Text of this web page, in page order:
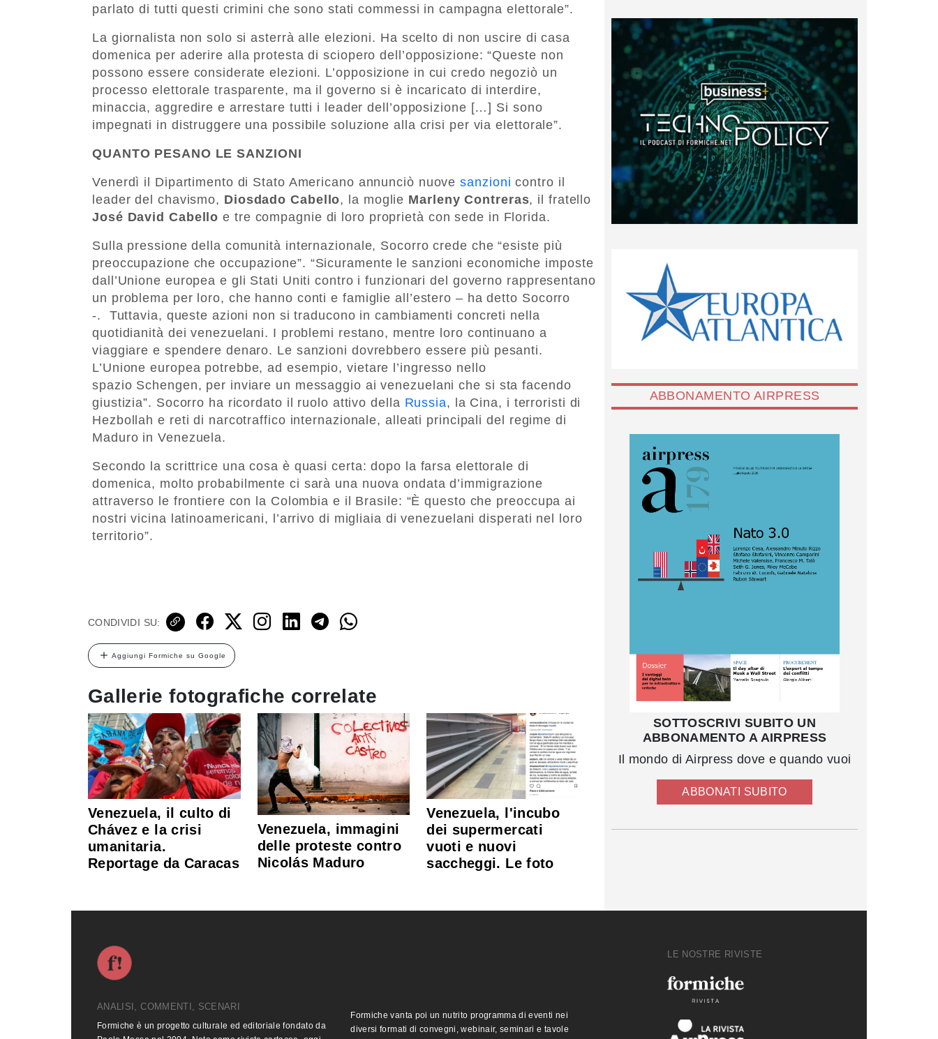
parlato di tutti questi crimini che sono stati commessi in campagna elettorale”.
La giornalista non solo si asterrà alle elezioni. Ha scelto di non uscire di casa
domenica per aderire alla protesta di sciopero dell’opposizione: “Queste non
possono essere considerate elezioni. L’opposizione in cui credo negoziò un
processo elettorale trasparente, ma il governo si è incaricato di interdire,
minaccia, aggredire e arrestare tutti i leader dell’opposizione […] Si sono
impegnati in distruggere una possibile soluzione alla crisi per via elettorale”.
QUANTO PESANO LE SANZIONI
Venerdì il Dipartimento di Stato Americano annunciò nuovesanzioni contro il
leader del chavismo, Diosdado Cabello, la moglie Marleny Contreras, il fratello
José David Cabello e tre compagnie di loro proprietà con sede in Florida.
Sulla pressione della comunità internazionale, Socorro crede che “esiste più
preoccupazione che occupazione”. “Sicuramente le sanzioni economiche imposte
dall’Unione europea e gli Stati Uniti contro i funzionari del governo rappresentano
un problema per loro, che hanno conti e famiglie all’estero – ha detto Socorro
-. Tuttavia, queste azioni non si traducono in cambiamenti concreti nella
quotidianità dei venezuelani. I problemi restano, mentre loro continuano a
viaggiare e spendere denaro. Le sanzioni dovrebbero essere più pesanti.
L’Unione europea potrebbe, ad esempio, vietare l’ingresso nello
spazio Schengen, per inviare un messaggio ai venezuelani che si sta facendo
giustizia”. Socorro ha ricordato il ruolo attivo della Russia, la Cina, i terroristi di
Hezbollah e reti di narcotraffico internazionale, alleati principali del regime di
Maduro in Venezuela.
Secondo la scrittrice una cosa è quasi certa: dopo la farsa elettorale di
domenica, molto probabilmente ci sarà una nuova ondata d’immigrazione
attraverso le frontiere con la Colombia e il Brasile: “È questo che preoccupa ai
nostri vicina latinoamericani, l’arrivo di migliaia di venezuelani disperati nel loro
territorio”.
CONDIVIDI SU:
Aggiungi Formiche su Google
Gallerie fotografiche correlate
Venezuela, il culto di
Chávez e la crisi
umanitaria.
Reportage da Caracas
Venezuela, immagini
delle proteste contro
Nicolás Maduro
Venezuela, l'incubo
dei supermercati
vuoti e nuovi
saccheggi. Le foto
ABBONAMENTO AIRPRESS
SOTTOSCRIVI SUBITO UN
ABBONAMENTO A AIRPRESS
Il mondo di Airpress dove e quando vuoi
ABBONATI SUBITO
ANALISI, COMMENTI, SCENARI
Formiche è un progetto culturale ed editoriale fondato da
Formiche vanta poi un nutrito programma di eventi nei
diversi formati di convegni, webinair, seminari e tavole
LE NOSTRE RIVISTE